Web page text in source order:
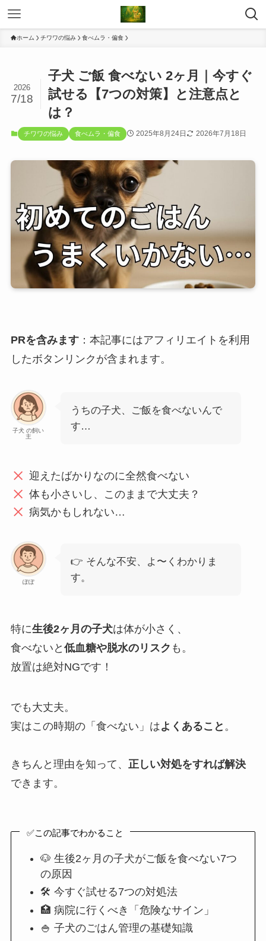
ホーム チワワの悩み 食べムラ・偏食
子犬 ご飯 食べない 2ヶ月｜今すぐ
試せる【7つの対策】と注意点と
は？
2026
7/18
チワワの悩み 食べムラ・偏食 2025年8月24日 2026年7月18日
PRを含みます：本記事にはアフィリエイトを利用
したボタンリンクが含まれます。
子犬 の飼い
主
うちの子犬、ご飯を食べないんで
す…
迎えたばかりなのに全然食べない
体も小さいし、このままで大丈夫？
病気かもしれない…
ぽぽ
👉 そんな不安、よ〜くわかりま
す。
特に生後2ヶ月の子犬は体が小さく、
食べないと 低血糖や脱水のリスク も。
放置は絶対NGです！
でも大丈夫。
実はこの時期の「食べない」はよくあること 。
きちんと理由を知って、 正しい対処をすれば解決
できます。
✅この記事でわかること
🐶 生後2ヶ月の子犬がご飯を食べない7つ
の原因
🛠 今すぐ試せる7つの対処法
🏥 病院に行くべき「危険なサイン」
🍚 子犬のごはん管理の基礎知識